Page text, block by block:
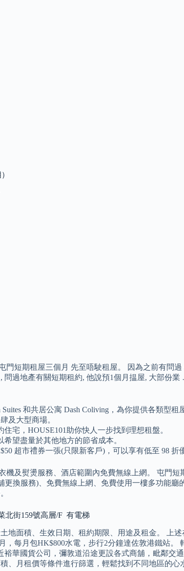
短期租屋三個月 先至唔駛租屋。 因為之前有問
過地產有關短期租約, 他說預1個月揾屋, 大部份
和共居公寓 Dash Coliving，為你提供各類型租
及大型商場。
宅，HOUSE101助你快人一步找到理想租盤。
望盡量於其他地方的節省成本。
超市禮券一張(只限新客戶)，可以享有低至 98 折
機及熨燙服務、酒店範圍內免費無線上網。 屯門
換服務)、免費無線上網、免費使用一樓多功能
北街159號高層/F 有電梯
地面積、生效日期、租約期限、用途及租金。 上
，每月包HK$800水電，步行2分鐘達佐敦港鐵站
華國貨公司，彌敦道沿途更設各式商舖，毗鄰
、月租價等條件進行篩選，輕鬆找到不同地區的心